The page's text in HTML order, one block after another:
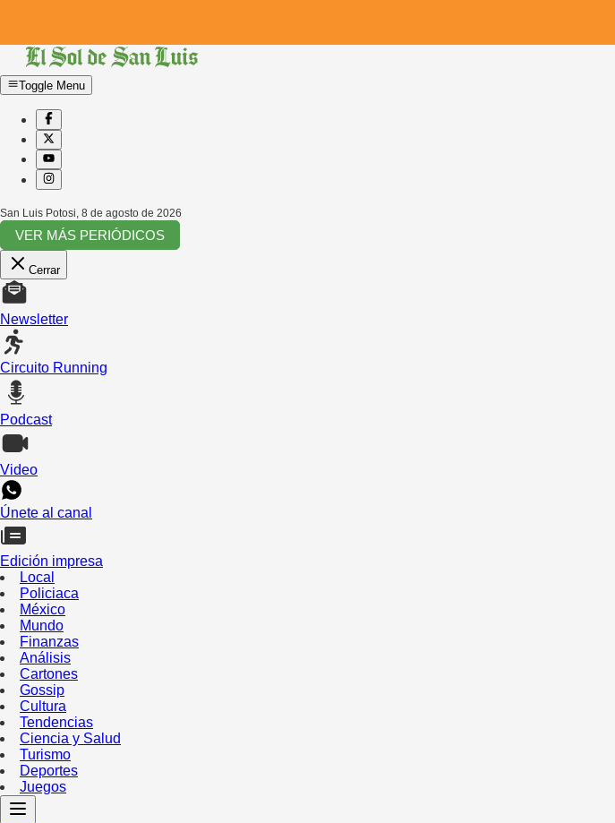
Toggle Menu
San Luis Potosi 8 de agosto de 2026
VER MÁS PERIÓDICOS
Cerrar
Newsletter
Circuito Running
Podcast
Video
Únete al canal
Edición impresa
Local
Policiaca
México
Mundo
Finanzas
Análisis
Cartones
Gossip
Cultura
Tendencias
Ciencia y Salud
Turismo
Deportes
Juegos